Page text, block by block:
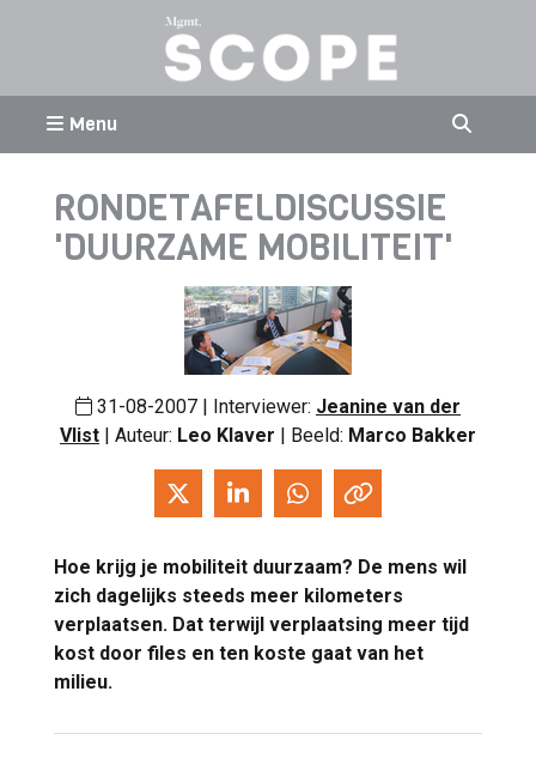
Menu
RONDETAFELDISCUSSIE
'DUURZAME MOBILITEIT'
31-08-2007 | Interviewer: Jeanine van der
Vlist | Auteur: Leo Klaver | Beeld: Marco Bakker
Hoe krijg je mobiliteit duurzaam? De mens wil
zich dagelijks steeds meer kilometers
verplaatsen. Dat terwijl verplaatsing meer tijd
kost door files en ten koste gaat van het
milieu.